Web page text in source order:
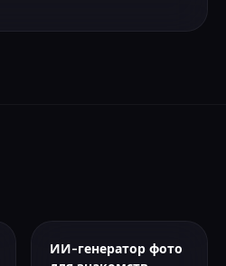
ИИ-генератор фото